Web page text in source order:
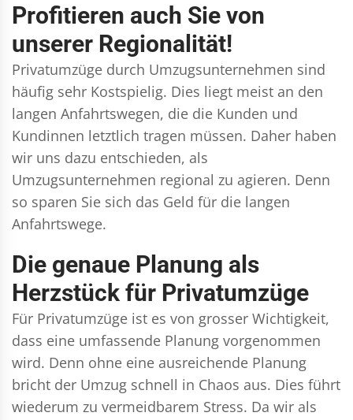
Profitieren auch Sie von
unserer Regionalität!
Privatumzüge durch Umzugsunternehmen sind
häufig sehr Kostspielig. Dies liegt meist an den
langen Anfahrtswegen, die die Kunden und
Kundinnen letztlich tragen müssen. Daher haben
wir uns dazu entschieden, als
Umzugsunternehmen regional zu agieren. Denn
so sparen Sie sich das Geld für die langen
Anfahrtswege.
Die genaue Planung als
Herzstück für Privatumzüge
Für Privatumzüge ist es von grosser Wichtigkeit,
dass eine umfassende Planung vorgenommen
wird. Denn ohne eine ausreichende Planung
bricht der Umzug schnell in Chaos aus. Dies führt
wiederum zu vermeidbarem Stress. Da wir als